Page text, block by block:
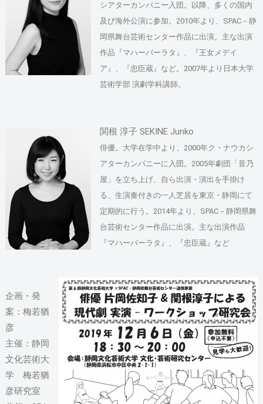
シアターカンパニー入団。以降、多くの国内
及び海外公演に参加。2010年より、SPAC－静
岡県舞台芸術センター作品に出演。主な出演
作品『マハーバーラタ』、『王女メデイ
ア』、『忠臣蔵』など。2007年より日本大学
芸術学部 演劇学科講師。
関根 淳子 SEKINE Junko
俳優。大学在学中より、2000年ク・ナウカシ
アターカンパニーに入団。2005年劇団「音乃
屋」を立ち上げ、自ら出演・演出を手掛け
る、生演奏付きの一人芝居を東京・静岡にて
定期的に行う。2014年より、SPAC－静岡県舞
台芸術センター作品に出演。主な出演作品
『マハーバーラタ』、『忠臣蔵』など
企画・発
案： 梅若猶
彦
主催：静岡
文化芸術大
学 梅若猶
彦研究室